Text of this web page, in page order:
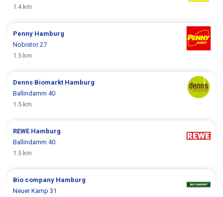
1.4 km
Penny Hamburg
Nobistor 27
1.5 km
Denns Biomarkt Hamburg
Ballindamm 40
1.5 km
REWE Hamburg
Ballindamm 40
1.5 km
Bio company Hamburg
Neuer Kamp 31